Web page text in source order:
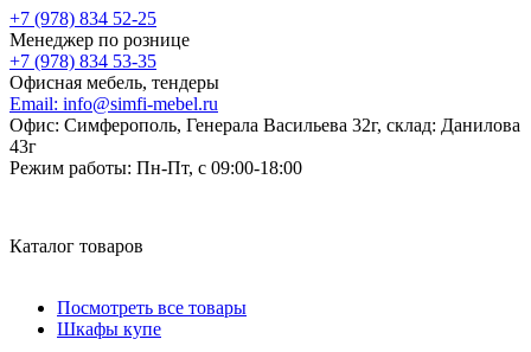
+7 (978) 834 52-25
Менеджер по рознице
+7 (978) 834 53-35
Офисная мебель, тендеры
Email: info@simfi-mebel.ru
Офис: Симферополь, Генерала Васильева 32г, склад: Данилова
43г
Режим работы: Пн-Пт, с 09:00-18:00
Каталог товаров
Посмотреть все товары
Шкафы купе